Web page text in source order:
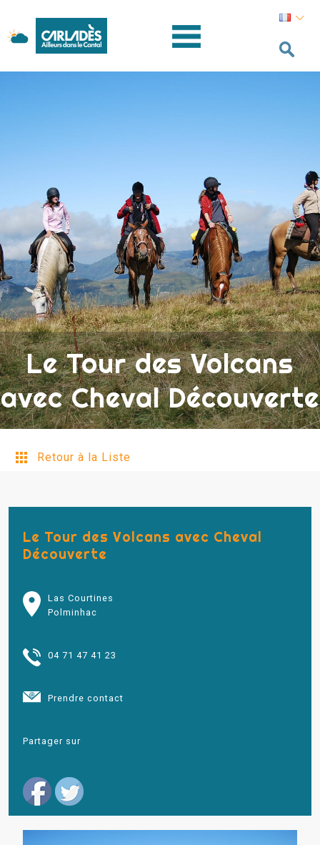
Le Tour des Volcans
avec Cheval Découverte
Retour à la Liste
Le Tour des Volcans avec Cheval
Découverte
Las Courtines
Polminhac
04 71 47 41 23
Prendre contact
Partager sur